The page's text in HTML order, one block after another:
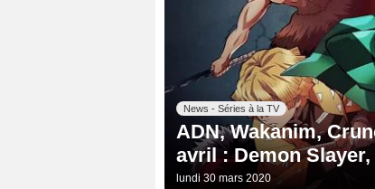
News - Séries à la TV
ADN, Wakanim,
avril : Demon
lundi 30 mars 2020